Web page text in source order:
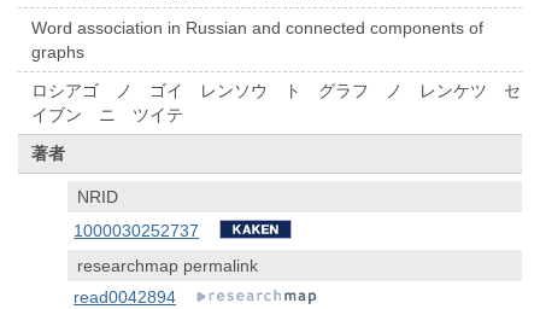
Word association in Russian and connected components of
graphs
ロシアゴ ノ ゴイ レンソウ ト グラフ ノ レンケツ セ
イブン ニ ツイテ
著者
NRID
1000030252737
researchmap permalink
read0042894